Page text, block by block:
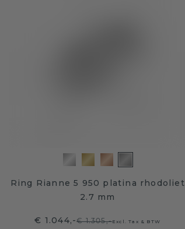
Ring Rianne 5 950 platina rhodoliet
2.7 mm
€ 1.044,-€ 1.305,-Excl. Tax & BTW